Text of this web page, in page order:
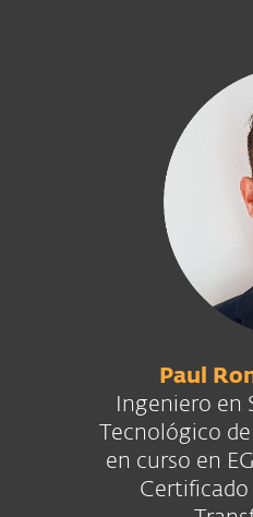
Paul
Ingeniero en
Tecnológico
en curso en
Certificado